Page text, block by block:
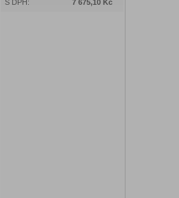
S DPH:
7 675,10 Kč